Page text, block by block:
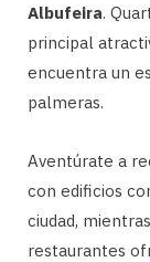
Albufeira.
principal
encuentra un
palmeras.
Aventúrate a
con edificios
ciudad,
restaurantes